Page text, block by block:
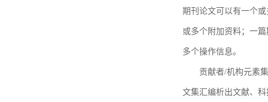
期刊论文可以有一个
或多个附加资料；一
多个操作信息。
贡献者/机构元素
文集汇编析出文献、